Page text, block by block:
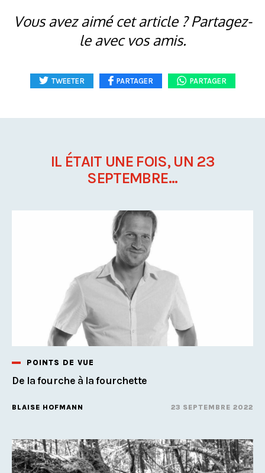
Vous avez aimé cet article ? Partagez-
le avec vos amis.
TWEETER PARTAGER PARTAGER
IL ÉTAIT UNE FOIS, UN 23
SEPTEMBRE...
POINTS DE VUE
De la fourche à la fourchette
BLAISE HOFMANN 23 SEPTEMBRE 2022